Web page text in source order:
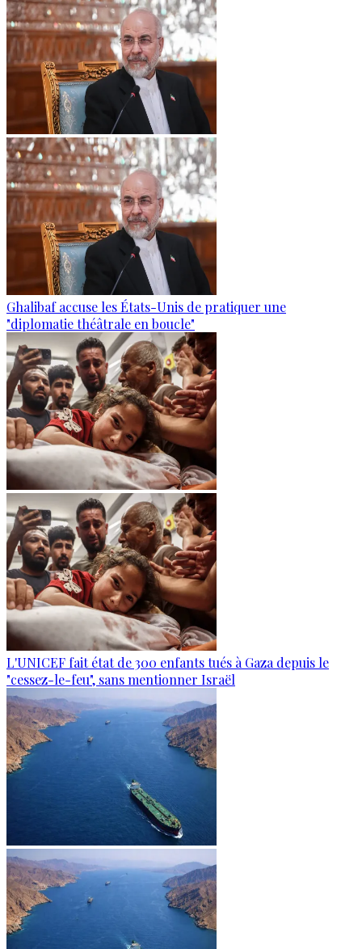
Ghalibaf accuse les États-Unis de pratiquer une
"diplomatie théâtrale en boucle"
L'UNICEF fait état de 300 enfants tués à Gaza depuis le
"cessez-le-feu", sans mentionner Israël